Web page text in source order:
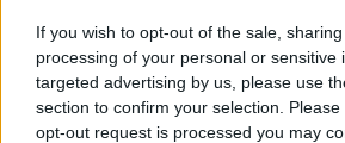
If you wish to opt-out of the sale,
processing of your personal or sensitive
targeted advertising by us, please use
section to confirm your selection.
opt-out request is processed you may